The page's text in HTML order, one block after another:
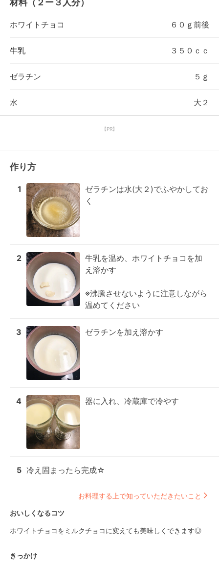
材料（２ー３人分）
ホワイトチョコ ６０ｇ前後
牛乳 ３５０ｃｃ
ゼラチン ５ｇ
水 大２
【PR】
作り方
1
ゼラチンは水(大２)でふやかしてお
く
2
牛乳を温め、ホワイトチョコを加
え溶かす
※沸騰させないように注意しながら
温めてください
3 ゼラチンを加え溶かす
4 器に入れ、冷蔵庫で冷やす
5 冷え固まったら完成☆
お料理する上で知っていただきたいこと
おいしくなるコツ
ホワイトチョコをミルクチョコに変えても美味しくできます◎
きっかけ